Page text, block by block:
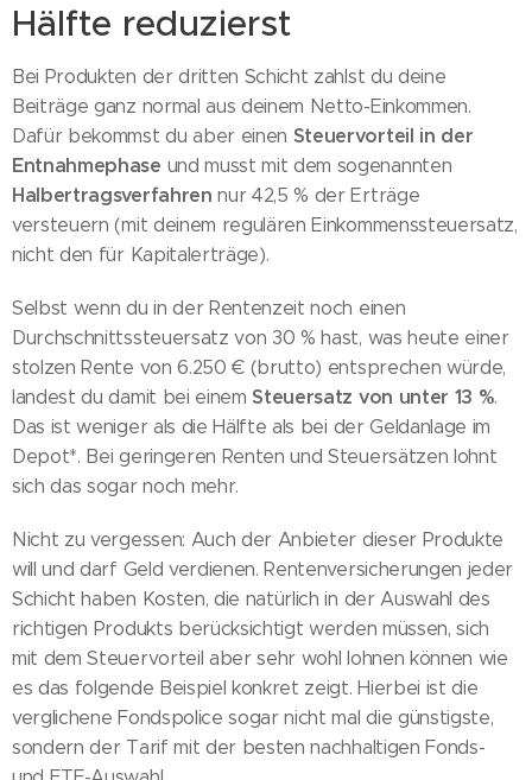
Hälfte reduzierst
Bei Produkten der dritten Schicht zahlst du deine
Beiträge ganz normal aus deinem Netto-Einkommen.
Dafür bekommst du aber einen Steuervorteil in der
Entnahmephase und musst mit dem sogenannten
Halbertragsverfahrennur 42,5 % der Erträge
versteuern (mit deinem regulären Einkommenssteuersatz,
nicht den für Kapitalerträge).
Selbst wenn du in der Rentenzeit noch einen
Durchschnittssteuersatz von 30 % hast, was heute einer
stolzen Rente von 6.250 € (brutto) entsprechen würde,
landest du damit bei einem Steuersatz von unter 13 %.
Das ist weniger als die Hälfte als bei der Geldanlage im
Depot*. Bei geringeren Renten und Steuersätzen lohnt
sich das sogar noch mehr.
Nicht zu vergessen: Auch der Anbieter dieser Produkte
will und darf Geld verdienen. Rentenversicherungen jeder
Schicht haben Kosten, die natürlich in der Auswahl des
richtigen Produkts berücksichtigt werden müssen, sich
mit dem Steuervorteil aber sehr wohl lohnen können wie
es das folgende Beispiel konkret zeigt. Hierbei ist die
verglichene Fondspolice sogar nicht mal die günstigste,
sondern der Tarif mit der besten nachhaltigen Fonds-